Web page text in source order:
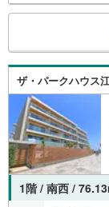
検
条
で
通
知
を
受
ザ・パークハウス
1階 / 南西 /